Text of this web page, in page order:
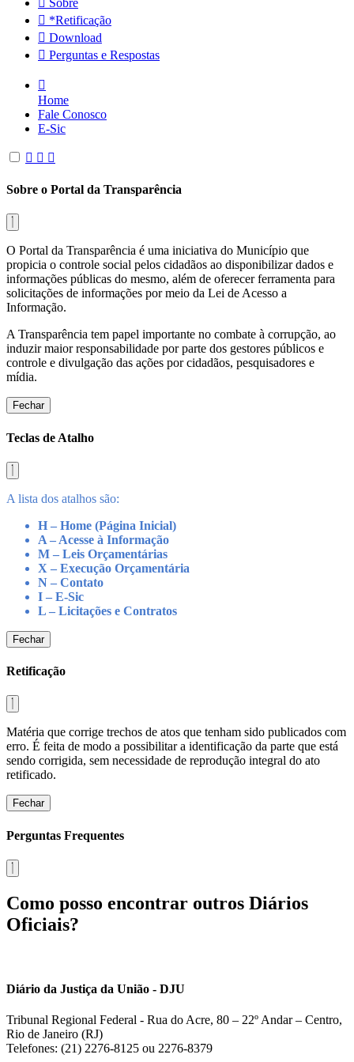
*Retificação
Download
Perguntas e Respostas
Home
Fale Conosco
E-Sic
Sobre o Portal da Transparência
O Portal da Transparência é uma iniciativa do Município que
propicia o controle social pelos cidadãos ao disponibilizar dados e
informações públicas do mesmo, além de oferecer ferramenta para
solicitações de informações por meio da Lei de Acesso a
Informação.
A Transparência tem papel importante no combate à corrupção, ao
induzir maior responsabilidade por parte dos gestores públicos e
controle e divulgação das ações por cidadãos, pesquisadores e
mídia.
Fechar
Teclas de Atalho
A lista dos atalhos são:
H – Home (Página Inicial)
A – Acesse à Informação
M – Leis Orçamentárias
X – Execução Orçamentária
N – Contato
I – E-Sic
L – Licitações e Contratos
Fechar
Retificação
Matéria que corrige trechos de atos que tenham sido publicados com
erro. É feita de modo a possibilitar a identificação da parte que está
sendo corrigida, sem necessidade de reprodução integral do ato
retificado.
Fechar
Perguntas Frequentes
Como posso encontrar outros Diários
Oficiais?
Diário da Justiça da União - DJU
Tribunal Regional Federal - Rua do Acre, 80 – 22º Andar – Centro,
Rio de Janeiro (RJ)
Telefones: (21) 2276-8125 ou 2276-8379